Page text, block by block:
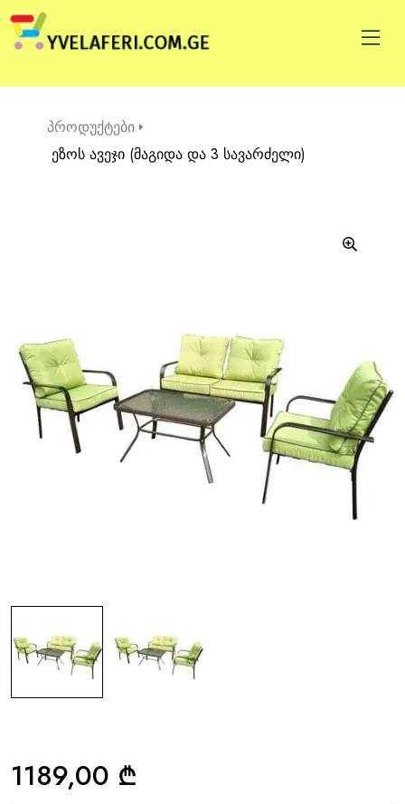
პროდუქტები
ეზოს ავეჯი (მაგიდა და 3 სავარძელი)
1189,00 ₾